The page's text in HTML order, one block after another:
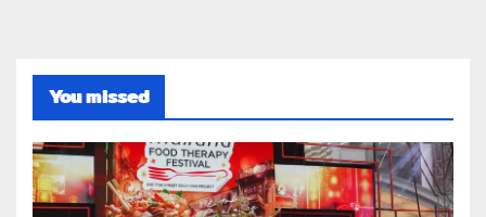
You missed